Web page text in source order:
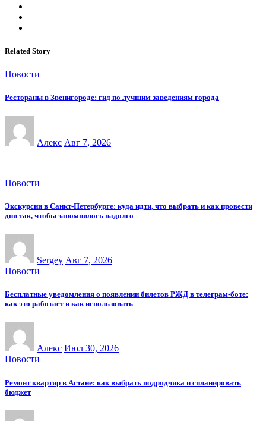
Related Story
Новости
Рестораны в Звенигороде: гид по лучшим заведениям города
Алекс Авг 7, 2026
Новости
Экскурсии в Санкт-Петербурге: куда идти, что выбрать и как провести
дни так, чтобы запомнилось надолго
Sergey Авг 7, 2026
Новости
Бесплатные уведомления о появлении билетов РЖД в телеграм-боте:
как это работает и как использовать
Алекс Июл 30, 2026
Новости
Ремонт квартир в Астане: как выбрать подрядчика и спланировать
бюджет